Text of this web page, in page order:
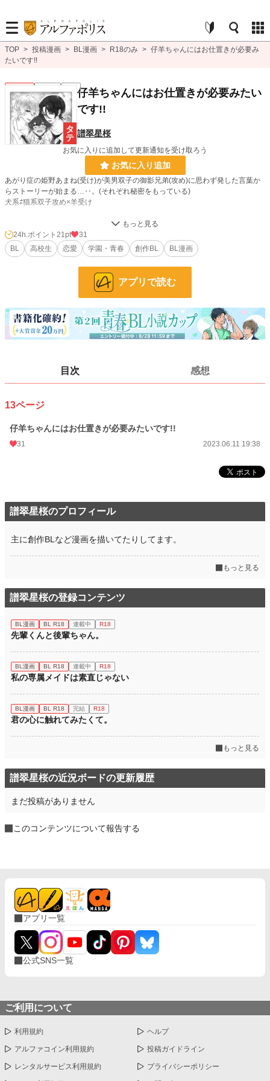
TOP > 投稿漫画 > BL漫画 > R18のみ > 仔羊ちゃんにはお仕置きが必要み
たいです!!
仔羊ちゃんにはお仕置きが必要みたい
です!!
譜翠星桜
お気に入りに追加して更新通知を受け取ろう
お気に入り追加
あがり症の姫野あまね(受け)が美男双子の御影兄弟(攻め)に思わず発した言葉か
らストーリーが始まる…‥。(それぞれ秘密をもっている)
犬系⇄猫系双子攻め×羊受け
BL R18 33 位 / 326 件
話数 1
更新日時 2023.06.11 19:38
402 pt (57 位)
累計ポイント
24h.ポイント 21pt
31
BL
高校生 恋愛 学園・青春 創作BL BL漫画
アプリで読む
目次 感想
13ページ
仔羊ちゃんにはお仕置きが必要みたいです!!
31 2023.06.11 19:38
譜翠星桜のプロフィール
主に創作BLなど漫画を描いてたりしてます。
もっと見る
譜翠星桜の登録コンテンツ
BL漫画 BL R18 連載中 R18
先輩くんと後輩ちゃん。
BL漫画 BL R18 連載中 R18
私の専属メイドは素直じゃない
BL漫画 BL R18 完結 R18
君の心に触れてみたくて。
もっと見る
譜翠星桜の近況ボードの更新履歴
まだ投稿がありません
このコンテンツについて報告する
アプリ一覧
公式SNS一覧
ご利用について
利用規約 ヘルプ
アルファコイン利用規約 投稿ガイドライン
レンタルサービス利用規約 プライバシーポリシー